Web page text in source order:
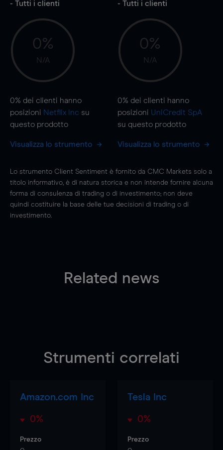
- Tutti i clienti
0%
N/A
0% dei clienti hanno
posizioni Netflix Inc su
questo prodotto
Visualizza lo strumento
- Tutti i clienti
0%
N/A
0% dei clienti hanno
posizioni UniCredit SpA
su questo prodotto
Visualizza lo strumento
Lo strumento Client Sentiment è fornito da CMC Markets solo a
titolo informativo, è di natura storica e non intende fornire alcuna
forma di consulenza di trading o di investimento; non deve
quindi costituire la base delle tue decisioni di trading o di
investimento.
Related news
Strumenti correlati
Amazon.com Inc
0%
Prezzo
Tesla Inc
0%
Prezzo